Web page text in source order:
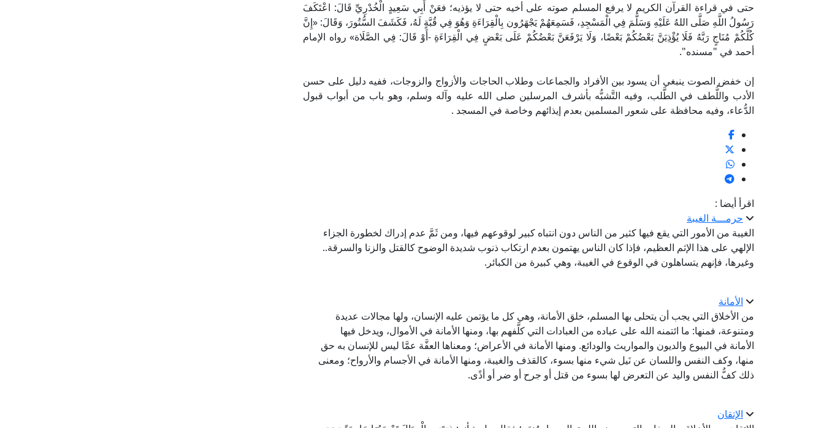
حتى في قراءة القرآن الكريم لا يرفع المسلم صوته على أخيه حتى لا يؤذيه؛ فعَنْ أَبِي سَعِيدٍ الْخُدْرِيِّ قَالَ: اعْتَكَفَ
رَسُولُ اللَّهِ صَلَّى اللهُ عَلَيْهِ وَسَلَّمَ فِي الْمَسْجِدِ، فَسَمِعَهُمْ يَجْهَرُون بِالْقِرَاءَةِ وَهُوَ فِي قُبَّةٍ لَهُ، فَكَشَفَ السُّتُورَ، وَقَالَ: «إِنَّ
كُلَّكُمْ مُنَاجٍ رَبَّهُ فَلَا يُؤْذِيَنَّ بَعْضُكُمْ بَعْضًا، وَلَا يَرْفَعَنَّ بَعْضُكُمْ عَلَى بَعْضٍ فِي الْقِرَاءَةِ -أَوْ قَالَ: فِي الصَّلَاة» رواه الإمام
أحمد في "مسنده".
إن خفض الصوت ينبغي أن يسود بين الأفراد والجماعات وطلاب الحاجات والأزواج والزوجات، ففيه دليل على حسن
الأدب واللُّطف في الطَّلب، وفيه التَّشبُّه بأشرف المرسلين صلى الله عليه وآله وسلم، وهو باب من أبواب قبول
الدُّعاء، وفيه محافظة على شعور المسلمين بعدم إيذائهم وخاصة في المسجد .
اقرأ أيضا :
حرمـــة الغيبة
الغيبة من الأمور التي يقع فيها كثير من الناس دون انتباه كبير لوقوعهم فيها، ومن ثَمَّ عدم إدراك لخطورة الجزاء
الإلهي على هذا الإثم العظيم، فإذا كان الناس يهتمون بعدم ارتكاب ذنوب شديدة الوضوح كالقتل والزنا والسرقة..
وغيرها، فإنهم يتساهلون في الوقوع في الغيبة، وهي كبيرة من الكبائر.
الأمانة
من الأخلاق التي يجب أن يتحلى بها المسلم، خلق الأمانة، وهي كل ما يؤتمن عليه الإنسان، ولها مجالات عديدة
ومتنوعة، فمنها: ما ائتمنه الله على عباده من العبادات التي كلَّفهم بها، ومنها الأمانة في الأموال، ويدخل فيها
الأمانة في البيوع والديون والمواريث والودائع. ومنها الأمانة في الأعراض؛ ومعناها العفَّة عمَّا ليس للإنسان به حق
منها، وكف النفس واللسان عن نَيل شيء منها بسوء، كالقذف والغيبة، ومنها الأمانة في الأجسام والأرواح؛ ومعنى
ذلك كفُّ النفس واليد عن التعرض لها بسوء من قتل أو جرح أو ضر أو أذًى.
الإتقان